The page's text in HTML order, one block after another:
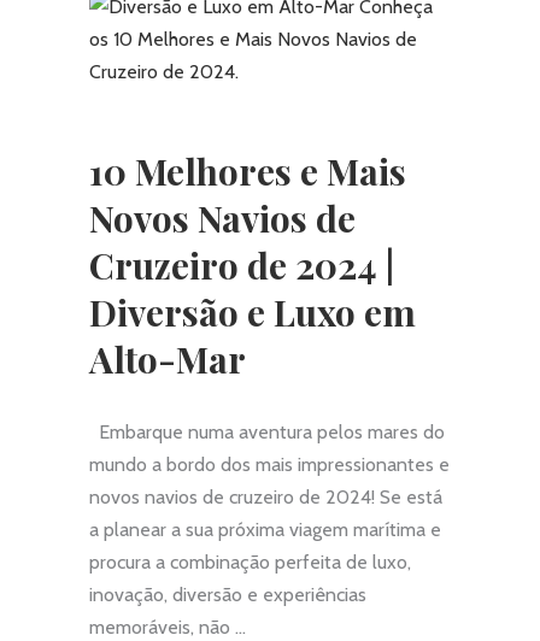
10 Melhores e Mais
Novos Navios de
Cruzeiro de 2024 |
Diversão e Luxo em
Alto-Mar
Embarque numa aventura pelos mares do
mundo a bordo dos mais impressionantes e
novos navios de cruzeiro de 2024! Se está
a planear a sua próxima viagem marítima e
procura a combinação perfeita de luxo,
inovação, diversão e experiências
memoráveis, não